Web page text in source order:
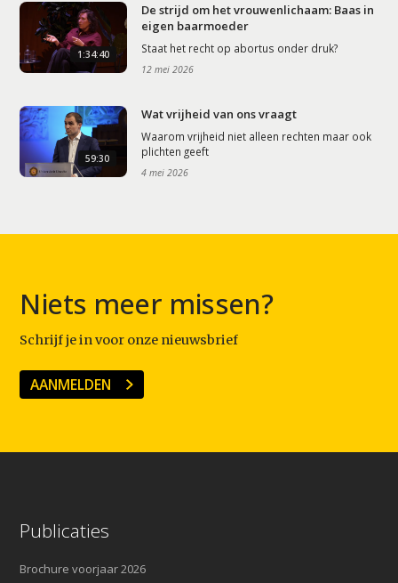
1:34:40
De strijd om het vrouwenlichaam: Baas in
eigen baarmoeder
Staat het recht op abortus onder druk?
12 mei 2026
59:30
Wat vrijheid van ons vraagt
Waarom vrijheid niet alleen rechten maar ook
plichten geeft
4 mei 2026
Niets meer missen?
Schrijf je in voor onze nieuwsbrief
AANMELDEN
Publicaties
Brochure voorjaar 2026